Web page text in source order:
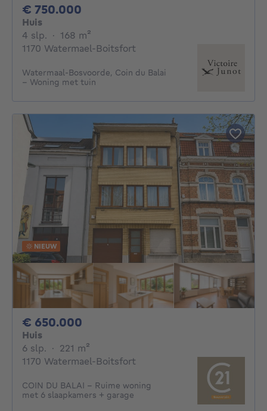
€ 750.000
Huis
4 slp. 4 slaapkamers
· 168 m²
1170 Watermael-Boitsfort
Watermaal-Bosvoorde, Coin du Balai
– Woning met tuin
NIEUW
€ 650.000
Huis
6 slp. 6 slaapkamers
· 221 m²
1170 Watermael-Boitsfort
COIN DU BALAI – Ruime woning
met 6 slaapkamers + garage